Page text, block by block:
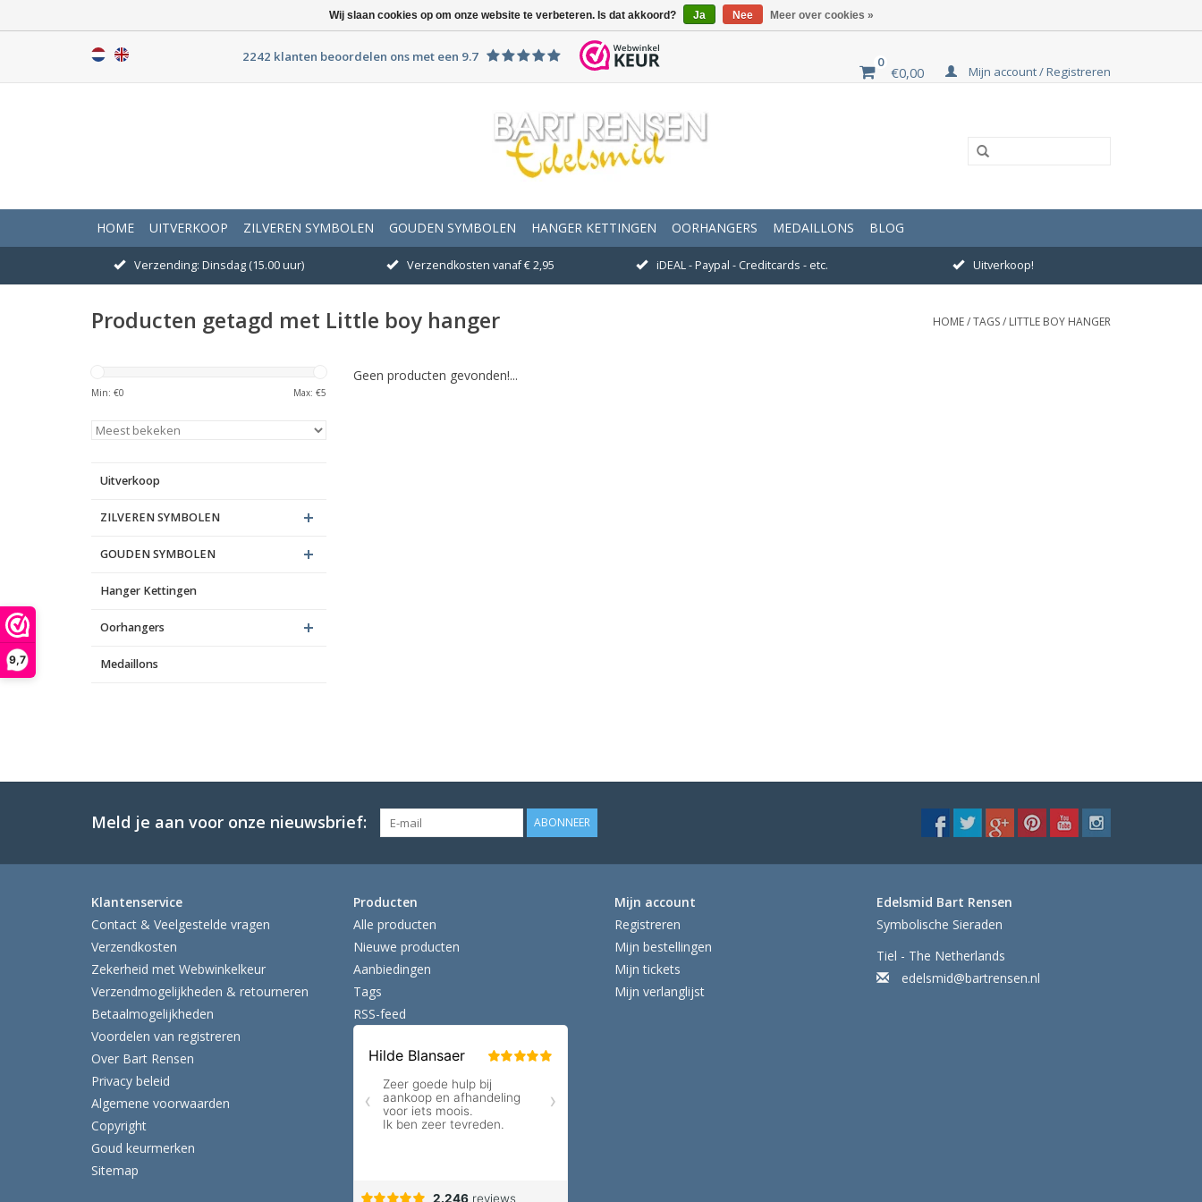
9,7
2242 klanten beoordelen ons met een 9.7 0
€0,00 Mijn account / Registreren
HOME UITVERKOOP ZILVEREN SYMBOLEN GOUDEN SYMBOLEN HANGER KETTINGEN OORHANGERS MEDAILLONS BLOG
Verzending: Dinsdag (15.00 uur) Verzendkosten vanaf € 2,95 iDEAL - Paypal - Creditcards - etc. Uitverkoop!
Producten getagd met Little boy hanger HOME/TAGS/ LITTLE BOY HANGER
Min: €0 Max: €5
Uitverkoop
ZILVEREN SYMBOLEN
GOUDEN SYMBOLEN
Hanger Kettingen
Oorhangers
Medaillons
Geen producten gevonden!...
Meld je aan voor onze nieuwsbrief: ABONNEER
Klantenservice
Contact & Veelgestelde vragen
Verzendkosten
Zekerheid met Webwinkelkeur
Verzendmogelijkheden & retourneren
Betaalmogelijkheden
Voordelen van registreren
Over Bart Rensen
Privacy beleid
Algemene voorwaarden
Copyright
Goud keurmerken
Sitemap
Producten
Alle producten
Nieuwe producten
Aanbiedingen
Tags
RSS-feed
Mijn account
Registreren
Mijn bestellingen
Mijn tickets
Mijn verlanglijst
Edelsmid Bart Rensen
Symbolische Sieraden
Tiel - The Netherlands
edelsmid@bartrensen.nl
Wij slaan cookies op om onze website te verbeteren. Is dat akkoord? Ja Nee Meer over cookies »